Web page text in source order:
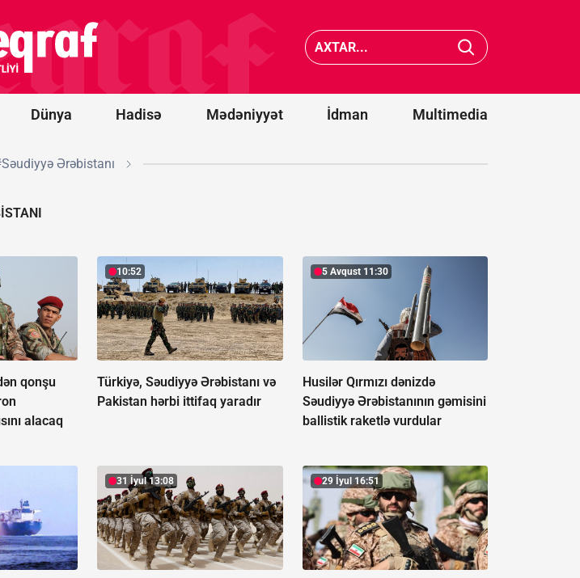
Dünya Hadisə Mədəniyyət İdman Multimedia
edilib
VİDEO
Ərəbistanı
Pakistan
hərbi
yaradır
Ərəbistanı
qonşu
alacaq
10:52
Türkiyə, Səudiyyə Ərəbistanı və
Pakistan hərbi ittifaq yaradır
5 Avqust 11:30
Husilər Qırmızı dənizdə
Səudiyyə Ərəbistanının gəmisini
ballistik raketlə vurdular
31 İyul 13:08 29 İyul 16:51